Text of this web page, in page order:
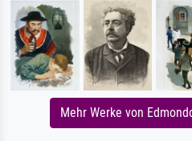
Mehr Werke von